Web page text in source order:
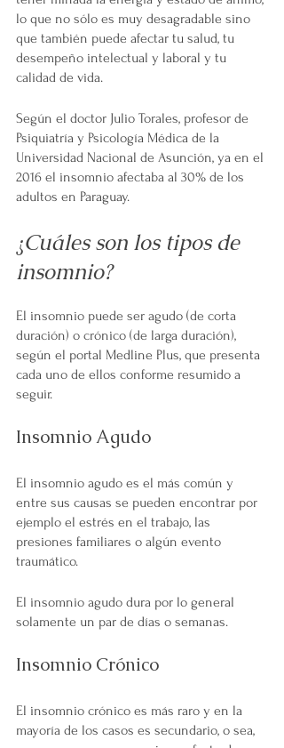
lo que no sólo es muy desagradable sino
que también puede afectar tu salud, tu
desempeño intelectual y laboral y tu
calidad de vida.
Según el doctor Julio Torales, profesor de
Psiquiatría y Psicología Médica de la
Universidad Nacional de Asunción, ya en el
2016 el insomnio afectaba al 30% de los
adultos en Paraguay.
¿Cuáles son los tipos de
insomnio?
El insomnio puede ser agudo (de corta
duración) o crónico (de larga duración),
según el portal Medline Plus, que presenta
cada uno de ellos conforme resumido a
seguir.
Insomnio Agudo
El insomnio agudo es el más común y
entre sus causas se pueden encontrar por
ejemplo el estrés en el trabajo, las
presiones familiares o algún evento
traumático.
El insomnio agudo dura por lo general
solamente un par de días o semanas.
Insomnio Crónico
El insomnio crónico es más raro y en la
mayoría de los casos es secundario, o sea,